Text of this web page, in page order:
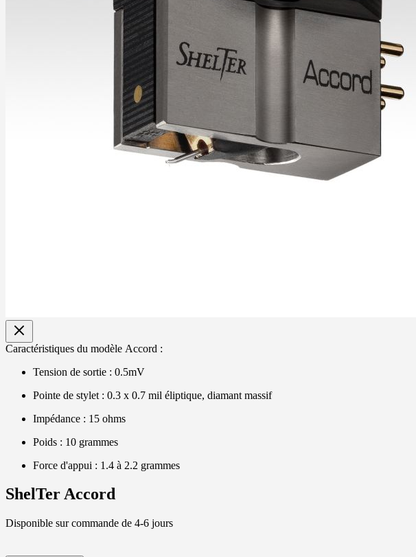
Caractéristiques du modèle Accord :
Tension de sortie : 0.5mV
Pointe de stylet : 0.3 x 0.7 mil éliptique, diamant massif
Impédance : 15 ohms
Poids : 10 grammes
Force d'appui : 1.4 à 2.2 grammes
ShelTer Accord
Disponible sur commande de 4-6 jours